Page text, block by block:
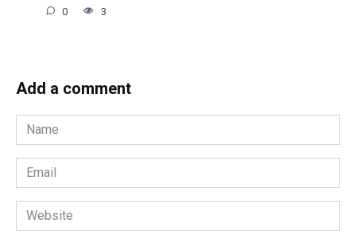
0 3
Add a comment
Name
*
Email
*
Website